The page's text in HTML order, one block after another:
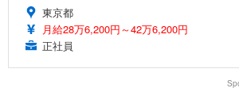
東京都
月給28万6,200円～42万6,200円
正社員